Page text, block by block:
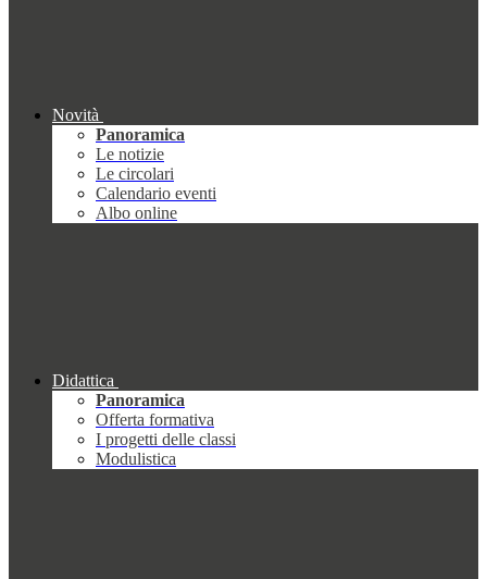
Novità
Panoramica
Le notizie
Le circolari
Calendario eventi
Albo online
Didattica
Panoramica
Offerta formativa
I progetti delle classi
Modulistica